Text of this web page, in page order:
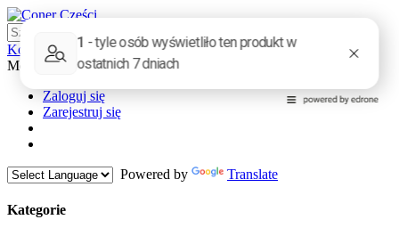
Koszyk 0
0,00 zł
Moje konto
Zaloguj się
Zaloguj się
Zarejestruj się
Powered by Translate
Kategorie